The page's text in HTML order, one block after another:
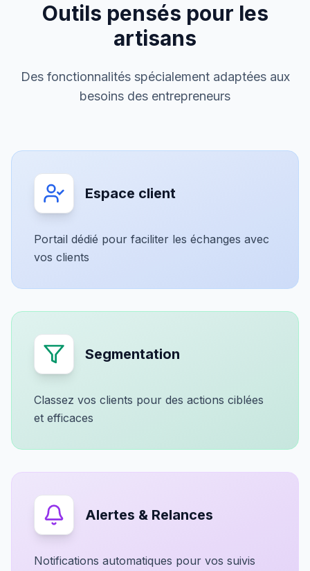
Outils pensés pour les
artisans
Des fonctionnalités spécialement adaptées aux
besoins des entrepreneurs
Espace client
Portail dédié pour faciliter les échanges avec
vos clients
Segmentation
Classez vos clients pour des actions ciblées
et efficaces
Alertes & Relances
Notifications automatiques pour vos suivis